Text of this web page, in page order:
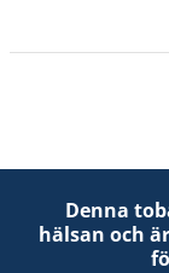
Denna
hälsan och